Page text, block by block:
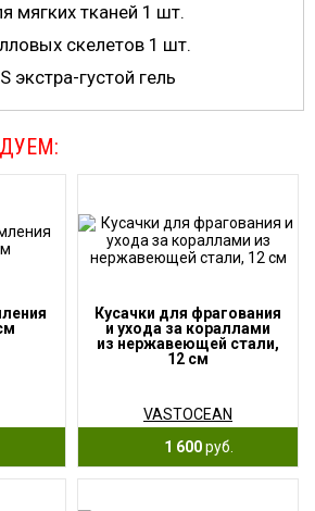
мягких тканей 1 шт.
скелетов 1 шт.
экстра-густой гель
Кусачки для фрагования
и ухода за кораллами
из нержавеющей стали,
12 см
VASTOCEAN
1 600руб.